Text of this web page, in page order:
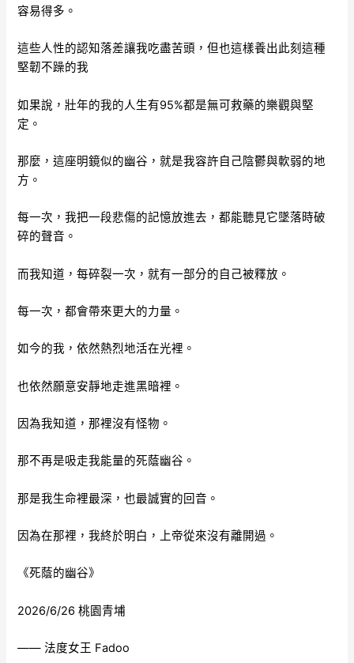
容易得多。
這些人性的認知落差讓我吃盡苦頭，但也這樣養出此刻這種
堅韌不躁的我
如果說，壯年的我的人生有95%都是無可救藥的樂觀與堅
定。
那麼，這座明鏡似的幽谷，就是我容許自己陰鬱與軟弱的地
方。
每一次，我把一段悲傷的記憶放進去，都能聽見它墜落時破
碎的聲音。
而我知道，每碎裂一次，就有一部分的自己被釋放。
每一次，都會帶來更大的力量。
如今的我，依然熱烈地活在光裡。
也依然願意安靜地走進黑暗裡。
因為我知道，那裡沒有怪物。
那不再是吸走我能量的死蔭幽谷。
那是我生命裡最深，也最誠實的回音。
因為在那裡，我終於明白，上帝從來沒有離開過。
《死蔭的幽谷》
2026/6/26 桃園青埔
—— 法度女王 Fadoo